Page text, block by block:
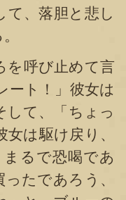
て、落胆と悲し
を呼び止めて言
ート！」彼女は
して、「ちょっ
は駆け戻り、
るで恐喝であ
たであろう、